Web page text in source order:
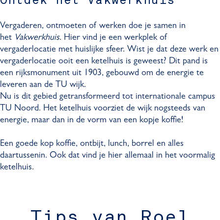
Vergaderen, ontmoeten of werken doe je samen in
het Vakwerkhuis. Hier vind je een werkplek of
vergaderlocatie met huislijke sfeer. Wist je dat deze werk en
vergaderlocatie ooit een ketelhuis is geweest? Dit pand is
een rijksmonument uit 1903, gebouwd om de energie te
leveren aan de TU wijk.
Nu is dit gebied getransformeerd tot internationale campus
TU Noord. Het ketelhuis voorziet de wijk nogsteeds van
energie, maar dan in de vorm van een kopje koffie!
Een goede kop koffie, ontbijt, lunch, borrel en alles
daartussenin. Ook dat vind je hier allemaal in het voormalig
ketelhuis.